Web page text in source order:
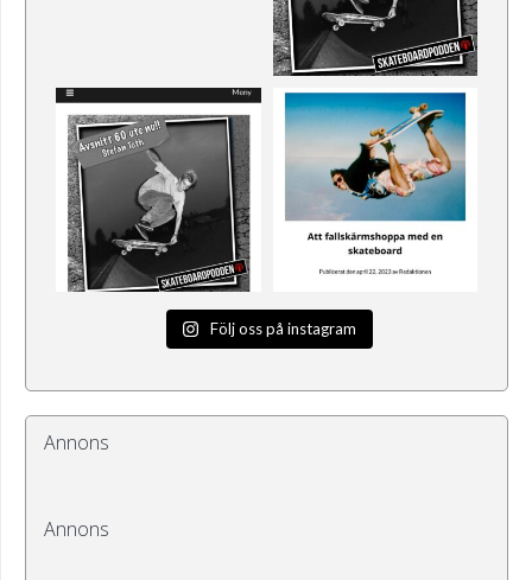
Följ oss på instagram
Annons
Annons